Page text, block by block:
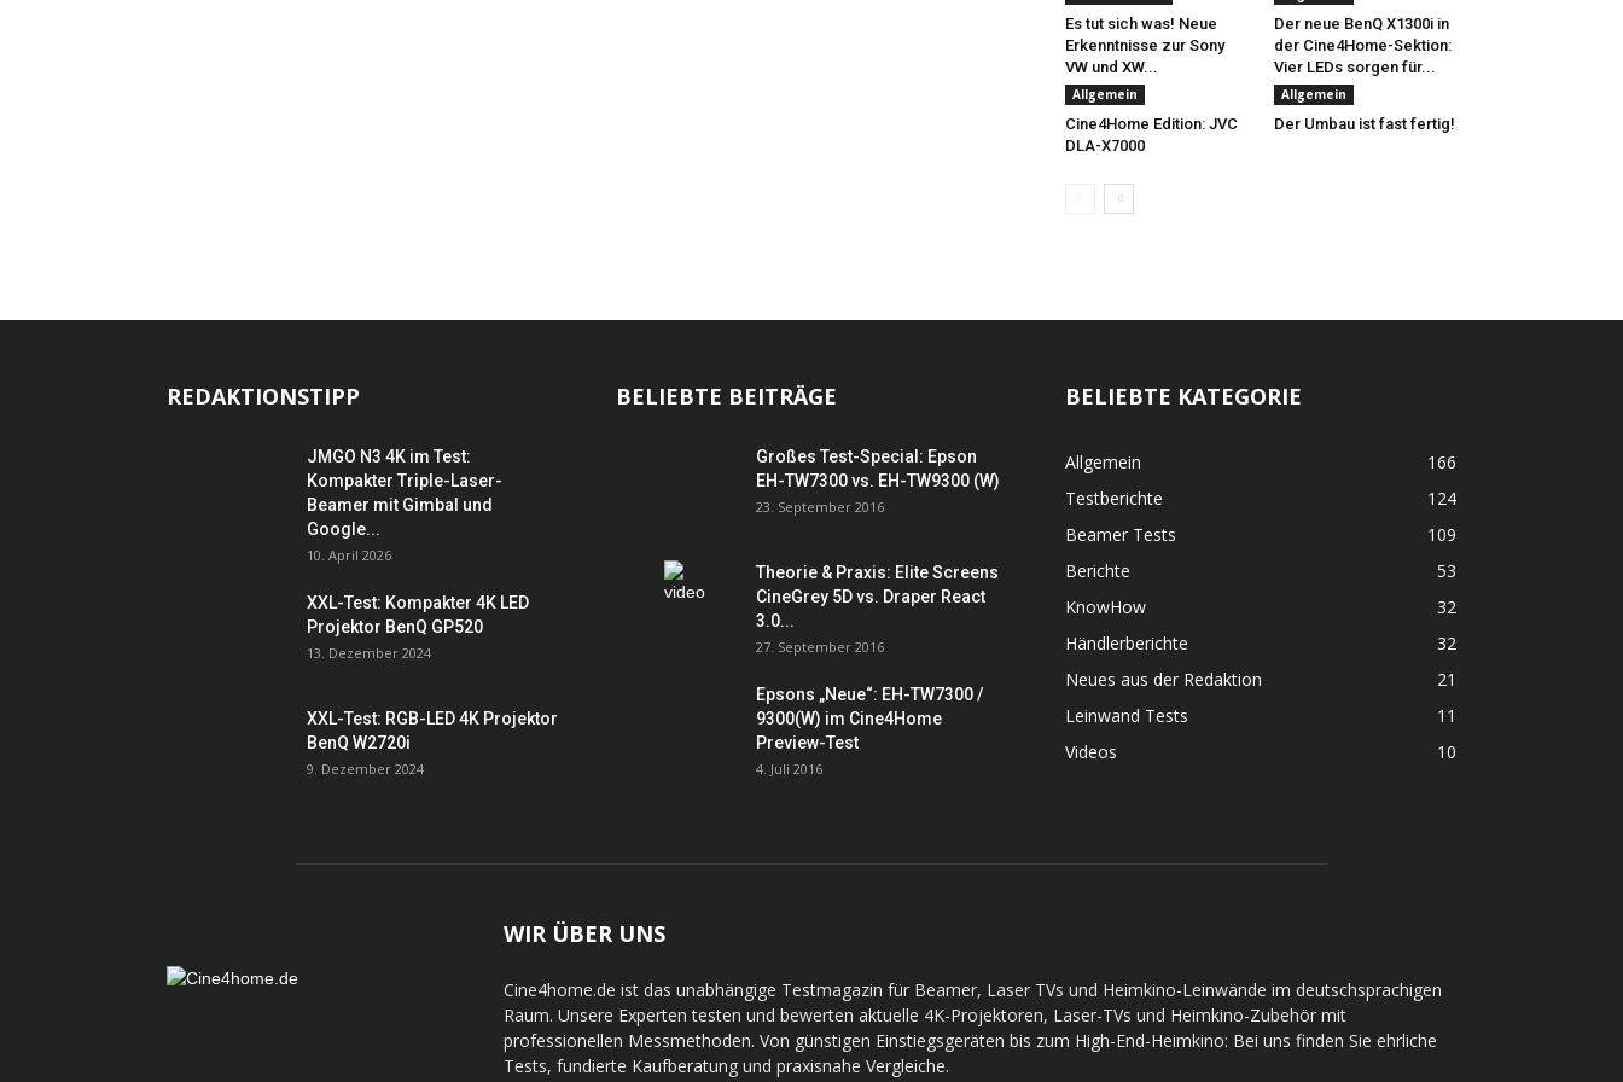
Es tut sich was! Neue
Erkenntnisse zur Sony
VW und XW...
Der neue BenQ X1300i in
der Cine4Home-Sektion:
Vier LEDs sorgen für...
Allgemein
Cine4Home Edition: JVC
DLA-X7000
Allgemein
Der Umbau ist fast fertig!
REDAKTIONSTIPP
JMGO N3 4K im Test:
Kompakter Triple-Laser-
Beamer mit Gimbal und
Google...
10. April 2026
XXL-Test: Kompakter 4K LED
Projektor BenQ GP520
13. Dezember 2024
XXL-Test: RGB-LED 4K Projektor
BenQ W2720i
9. Dezember 2024
BELIEBTE BEITRÄGE
Großes Test-Special: Epson
EH-TW7300 vs. EH-TW9300 (W)
23. September 2016
Theorie & Praxis: Elite Screens
CineGrey 5D vs. Draper React
3.0...
27. September 2016
Epsons „Neue“: EH-TW7300 /
9300(W) im Cine4Home
Preview-Test
4. Juli 2016
BELIEBTE KATEGORIE
Allgemein
166
Testberichte
124
Beamer Tests
109
Berichte
53
KnowHow
32
Händlerberichte
32
Neues aus der Redaktion
21
Leinwand Tests
11
Videos
10
WIR ÜBER UNS
Cine4home.de ist das unabhängige Testmagazin für Beamer, Laser TVs und Heimkino-Leinwände im deutschsprachigen
Raum. Unsere Experten testen und bewerten aktuelle 4K-Projektoren, Laser-TVs und Heimkino-Zubehör mit
professionellen Messmethoden. Von günstigen Einstiegsgeräten bis zum High-End-Heimkino: Bei uns finden Sie ehrliche
Tests, fundierte Kaufberatung und praxisnahe Vergleiche.